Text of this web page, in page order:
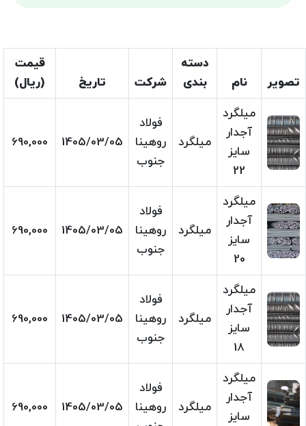
تصویر نام
دسته
بندی
شرکت تاریخ
قیمت
(ریال)
میلگرد
آجدار
سایز
22
میلگرد
فولاد
روهینا
جنوب
1405/03/05
690,000
میلگرد
آجدار
سایز
20
میلگرد
فولاد
روهینا
جنوب
1405/03/05
690,000
میلگرد
آجدار
سایز
18
میلگرد
فولاد
روهینا
جنوب
1405/03/05
690,000
میلگرد
آجدار
سایز
میلگرد
فولاد
روهینا
1405/03/05
690,000